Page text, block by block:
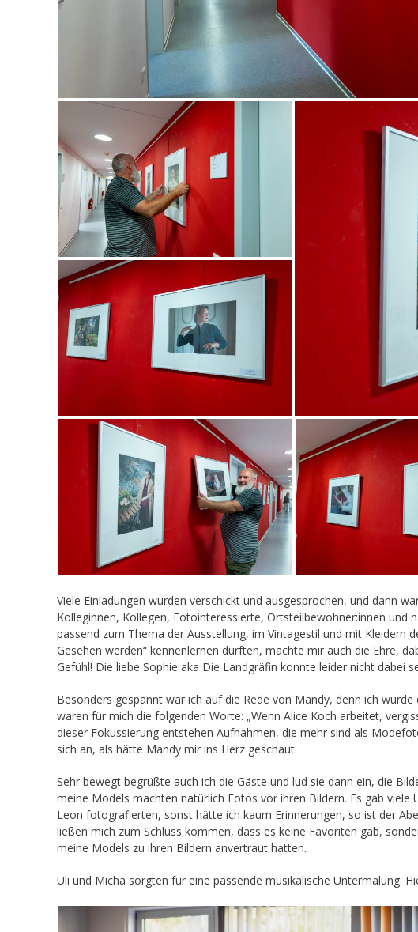
Viele Einladungen wurden verschickt und ausgesprochen, und dann
Kolleginnen, Kollegen, Fotointeressierte, Ortsteilbewohner:innen und
passend zum Thema der Ausstellung, im Vintagestil und mit
Gesehen werden“ kennenlernen durften, machte mir auch die Ehre,
Gefühl! Die liebe Sophie aka Die Landgräfin konnte leider nicht
Besonders gespannt war ich auf die Rede von Mandy, denn ich
waren für mich die folgenden Worte: „Wenn Alice Koch arbeitet,
dieser Fokussierung entstehen Aufnahmen, die mehr sind als
sich an, als hätte Mandy mir ins Herz geschaut.
Sehr bewegt begrüßte auch ich die Gäste und lud sie dann ein, die
meine Models machten natürlich Fotos vor ihren Bildern. Es gab
Leon fotografierten, sonst hätte ich kaum Erinnerungen, so ist der
ließen mich zum Schluss kommen, dass es keine Favoriten gab,
meine Models zu ihren Bildern anvertraut hatten.
Uli und Micha sorgten für eine passende musikalische Untermalung.